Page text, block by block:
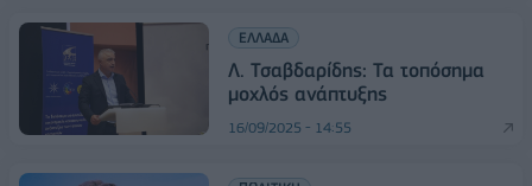
ΕΛΛΑΔΑ
Λ. Τσαβδαρίδης: Τα τοπόσημα
μοχλός ανάπτυξης
16/09/2025 - 14:55